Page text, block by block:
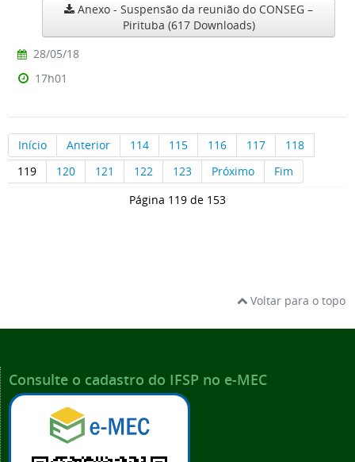
Anexo - Suspensão da reunião do CONSEG –
Pirituba (617 Downloads)
28/05/18
17h01
Início Anterior 114 115 116 117
118
119
120 121 122 123 Próximo
Fim
Página 119 de 153
Voltar para o topo
Consulte o cadastro do IFSP no e-MEC